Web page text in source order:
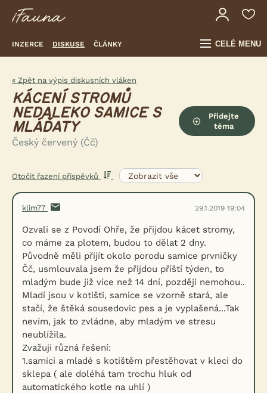
INZERCE DISKUSE ČLÁNKY CELÉ MENU
« Zpět na výpis diskusních vláken
KÁCENÍ STROMŮ
NEDALEKO SAMICE S
MLÁĎATY
Český červený (Čč)
Přidejte
téma
Otočit řazení příspěvků
klim77 29.1.2019 19:04
Ozvali se z Povodí Ohře, že přijdou kácet stromy,
co máme za plotem, budou to dělat 2 dny.
Původně měli přijít okolo porodu samice prvničky
Čč, usmlouvala jsem že přijdou příští týden, to
mladým bude již více než 14 dní, později nemohou..
Mladí jsou v kotišti, samice se vzorně stará, ale
stačí, že štěká sousedovic pes a je vyplašená...Tak
nevím, jak to zvládne, aby mladým ve stresu
neublížila.
Zvažuji různá řešení:
1.samici a mladé s kotištěm přestěhovat v kleci do
sklepa ( ale doléhá tam trochu hluk od
automatického kotle na uhlí )